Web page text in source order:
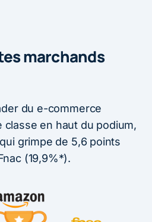
marchands
du e-commerce
classe en haut du podium,
qui grimpe de 5,6 points
(19,9%*).